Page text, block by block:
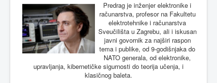
Predrag je inženjer elektronike i
računarstva, profesor na Fakultetu
elektrotehnike i računarstva
Sveučilišta u Zagrebu, ali i iskusan
javni govornik za najširi raspon
tema i publike, od 9-godišnjaka do
NATO generala, od elektronike,
upravljanja, kibernetičke sigurnosti do teorija učenja, i
klasičnog baleta.